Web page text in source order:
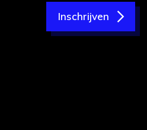
Inschrijven